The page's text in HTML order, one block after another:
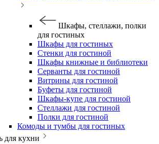
Шкафы, стеллажи, полки
для гостиных
Шкафы для гостиных
Стенки для гостиной
Шкафы книжные и библиотеки
Серванты для гостиной
Витрины для гостиной
Буфеты для гостиной
Шкафы-купе для гостиной
Стеллажи для гостиной
Полки для гостиной
Комоды и тумбы для гостиных
для кухни